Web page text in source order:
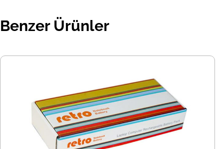
Benzer Ürünler